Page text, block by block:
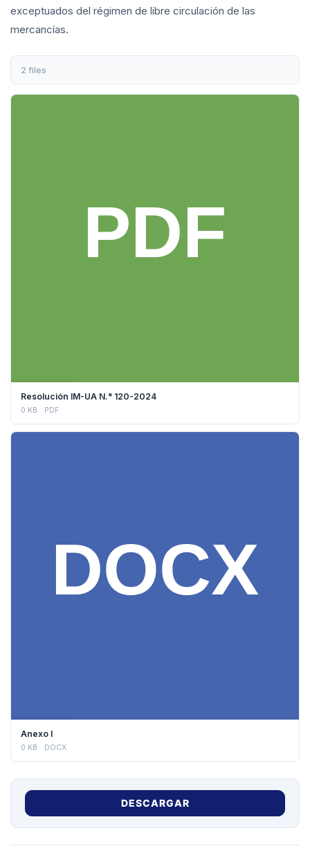
exceptuados del régimen de libre circulación de las
mercancías.
2 files
Resolución IM-UA N.° 120-2024
0 KB PDF
Anexo I
0 KB DOCX
DESCARGAR